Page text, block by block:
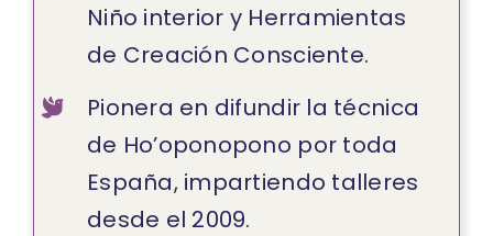
Niño interior y Herramientas
de Creación Consciente.
Pionera en difundir la técnica
de Ho’oponopono por toda
España, impartiendo talleres
desde el 2009.